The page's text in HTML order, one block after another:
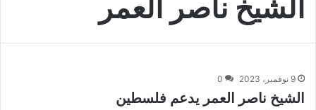
الشيخ ناصر العمر
9 نوفمبر، 2023 0
الشيخ ناصر العمر يدعم فلسطين